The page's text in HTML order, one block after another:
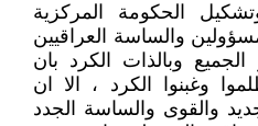
الحكومة المركزية
والساسة العراقيين
وبالذات الكرد بان
وغبنوا الكرد ، الا ان
والقوى والساسة الجدد